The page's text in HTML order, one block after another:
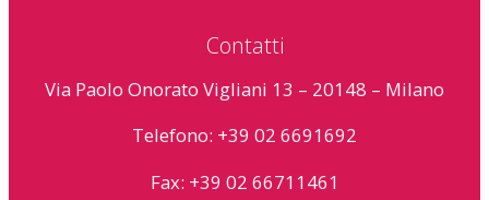
Contatti
Via Paolo Onorato Vigliani 13 – 20148 – Milano
Telefono: +39 02 6691692
Fax: +39 02 66711461